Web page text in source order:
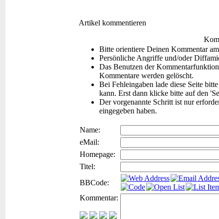
Artikel kommentieren
Bitte orientiere Deinen Kommentar
Persönliche Angriffe und/oder
Das Benutzen der
Kommentare werden gelöscht.
Bei Fehleingaben lade diese Seite
kann. Erst dann klicke bitte auf den
Der vorgenannte Schritt ist nur
eingegeben haben.
Name:
eMail:
Homepage:
Titel:
BBCode:
Kommentar: